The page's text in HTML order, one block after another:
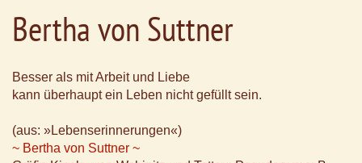
Bertha von Suttner
Besser als mit Arbeit und Liebe
kann überhaupt ein Leben nicht gefüllt sein.
(aus: »Lebenserinnerungen«)
~ Bertha von Suttner ~